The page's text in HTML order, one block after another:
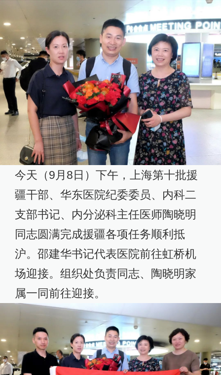
今天（9月8日）下午，上海第十批援
疆干部、华东医院纪委委员、内科二
支部书记、内分泌科主任医师陶晓明
同志圆满完成援疆各项任务顺利抵
沪。邵建华书记代表医院前往虹桥机
场迎接。组织处负责同志、陶晓明家
属一同前往迎接。